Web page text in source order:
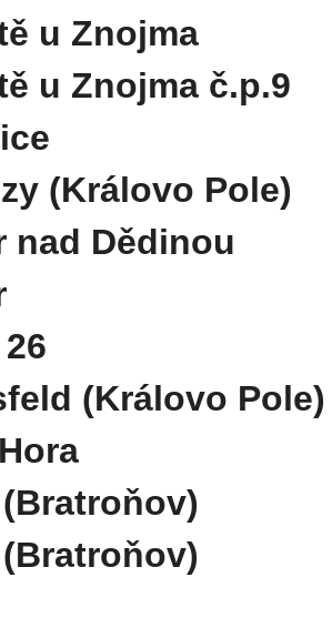
u Znojma
u Znojma č.p.9
(Královo Pole)
nad Dědinou
(Královo Pole)